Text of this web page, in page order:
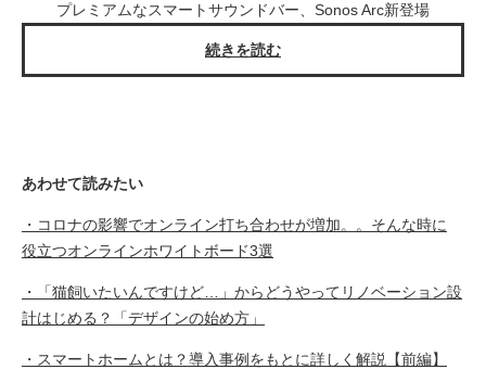
プレミアムなスマートサウンドバー、Sonos Arc新登場
続きを読む
あわせて読みたい
・コロナの影響でオンライン打ち合わせが増加。。そんな時に
役立つオンラインホワイトボード3選
・「猫飼いたいんですけど…」からどうやってリノベーション設
計はじめる？「デザインの始め方」
・スマートホームとは？導入事例をもとに詳しく解説【前編】